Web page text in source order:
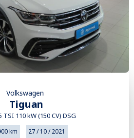
Volkswagen
Tiguan
TSI 110 kW (150 CV) DSG
km 27 / 10 / 2021